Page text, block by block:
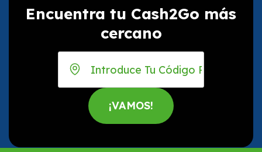
Encuentra tu Cash2Go más
cercano